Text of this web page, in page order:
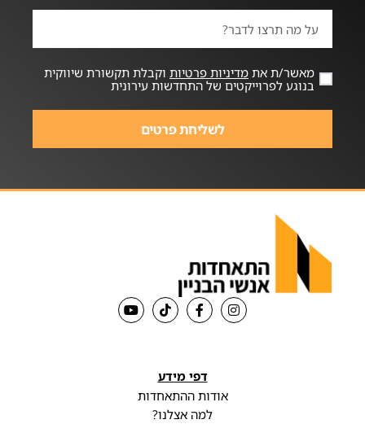
מאשר/ת את מדיניות פרטיות וקבלת תקשורת שיווקית
בנוגע לפרוייקטים של התחדשות עירונית
לשליחת פרטים
דפי מידע
אודות ההתאחדות
למה אצלנו?